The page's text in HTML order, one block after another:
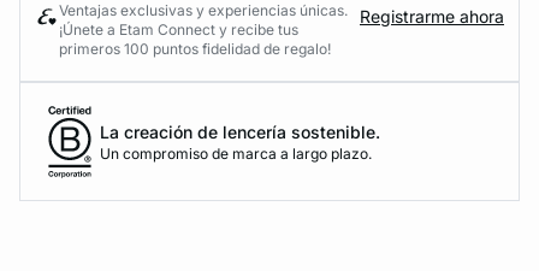
Ventajas exclusivas y experiencias únicas.
¡Únete a Etam Connect y recibe tus
primeros 100 puntos fidelidad de regalo!
Registrarme ahora
La creación de lencería sostenible.
Un compromiso de marca a largo plazo.